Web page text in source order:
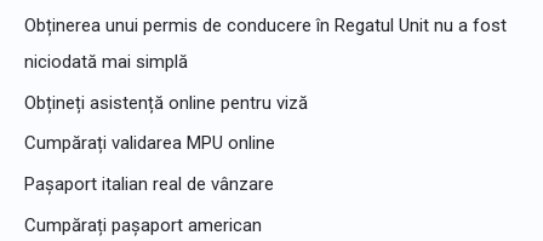
Obținerea unui permis de conducere în Regatul Unit nu a fost
niciodată mai simplă
Obțineți asistență online pentru viză
Cumpărați validarea MPU online
Pașaport italian real de vânzare
Cumpărați pașaport american